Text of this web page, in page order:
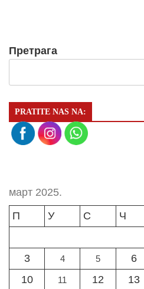
Претрага
PRATITE NAS NA:
март 2025.
П
У С Ч
3
4 5 6
10
11 12 13